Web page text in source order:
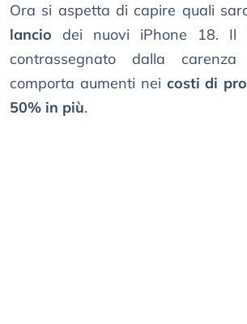
Ora si aspetta di capire quali
lancio dei nuovi iPhone 18. Il
contrassegnato dalla
comporta aumenti nei costi di
50% in più.